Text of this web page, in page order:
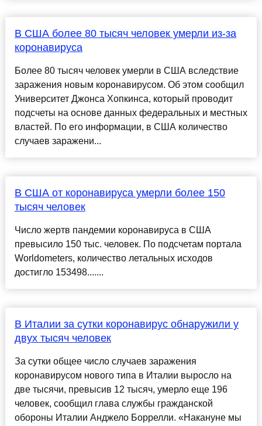
В США более 80 тысяч человек умерли из-за
коронавируса
Более 80 тысяч человек умерли в США вследствие
заражения новым коронавирусом. Об этом сообщил
Университет Джонса Хопкинса, который проводит
подсчеты на основе данных федеральных и местных
властей. По его информации, в США количество
случаев заражени...
В США от коронавируса умерли более 150
тысяч человек
Число жертв пандемии коронавируса в США
превысило 150 тыс. человек. По подсчетам портала
Worldometers, количество летальных исходов
достигло 153498.......
В Италии за сутки коронавирус обнаружили у
двух тысяч человек
За сутки общее число случаев заражения
коронавирусом нового типа в Италии выросло на
две тысячи, превысив 12 тысяч, умерло еще 196
человек, сообщил глава службы гражданской
обороны Италии Анджело Боррелли. «Накануне мы